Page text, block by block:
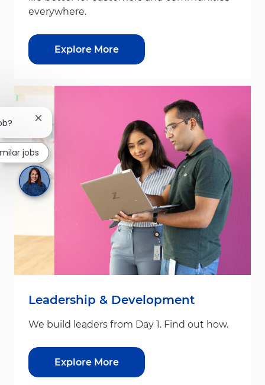
everywhere.
Explore More
Leadership & Development
We build leaders from Day 1. Find out how.
Explore More
Close chatbot notification
jobs